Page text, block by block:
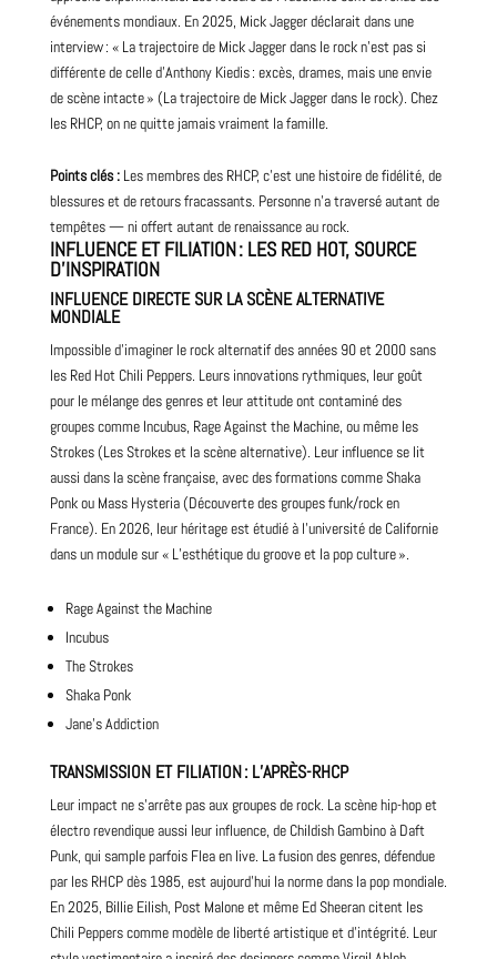
événements mondiaux. En 2025, Mick Jaggerdéclarait dans une
interview : « La trajectoire de Mick Jaggerdans le rock n’est pas si
différente de celle d’Anthony Kiedis : excès, drames, mais une envie
de scène intacte » (La trajectoire de Mick Jagger dans le rock). Chez
les RHCP, on ne quitte jamais vraiment la famille.
Points clés :Les membres des RHCP, c’est une histoire de fidélité, de
blessures et de retours fracassants. Personne n’a traversé autant de
tempêtes — ni offert autant de renaissance au rock.
INFLUENCE ET FILIATION : LES RED HOT, SOURCE
D’INSPIRATION
INFLUENCE DIRECTE SUR LA SCÈNE ALTERNATIVE
MONDIALE
Impossible d’imaginer le rock alternatif des années 90 et2000sans
les Red Hot Chili Peppers. Leurs innovations rythmiques, leur goût
pour le mélange des genres et leur attitude ont contaminé des
groupes comme Incubus, Rage Against the Machine, ou même les
Strokes (Les Strokes et la scène alternative). Leur influence se lit
aussi dans la scène française, avec des formations commeShaka
Ponkou MassHysteria (Découverte des groupes funk/rock en
France). En 2026, leur héritage est étudié à l’université de Californie
dans un module sur « L’esthétique du groove et la pop culture ».
Rage Against the Machine
Incubus
The Strokes
Shaka Ponk
Jane’s Addiction
TRANSMISSION ET FILIATION : L’APRÈS-RHCP
Leur impact ne s’arrête pas aux groupes de rock. La scène hip-hop et
électro revendique aussi leur influence, de Childish Gambino à Daft
Punk, qui sample parfois Flea en live. La fusion des genres, défendue
par les RHCP dès 1985, est aujourd’hui la norme dans la pop mondiale.
En 2025, Billie Eilish, Post Malone et même Ed Sheeran citent les
Chili Peppers comme modèle de liberté artistique et d’intégrité. Leur